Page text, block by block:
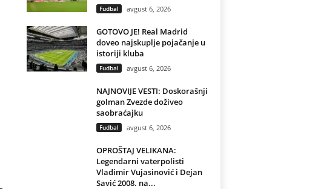
Fudbal avgust 6, 2026
GOTOVO JE! Real Madrid
doveo najskuplje pojačanje u
istoriji kluba
Fudbal avgust 6, 2026
NAJNOVIJE VESTI: Doskorašnji
golman Zvezde doživeo
saobraćajku
Fudbal avgust 6, 2026
OPROŠTAJ VELIKANA:
Legendarni vaterpolisti
Vladimir Vujasinović i Dejan
Savić 2008. na...